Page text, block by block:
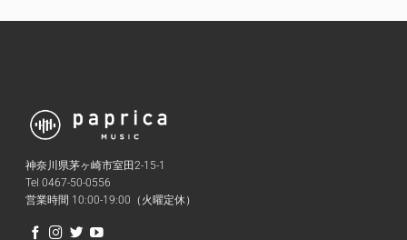
神奈川県茅ヶ崎市室田2-15-1
Tel 0467-50-0556
営業時間 10:00-19:00（火曜定休）